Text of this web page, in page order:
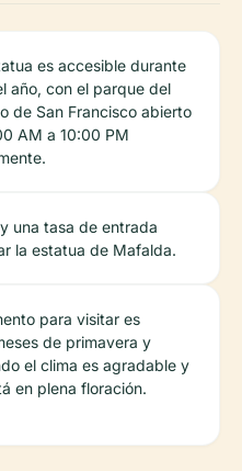
es accesible durante
año, con el parque del
de San Francisco abierto
AM a 10:00 PM
una tasa de entrada
la estatua de Mafalda.
para visitar es
de primavera y
el clima es agradable y
en plena floración.